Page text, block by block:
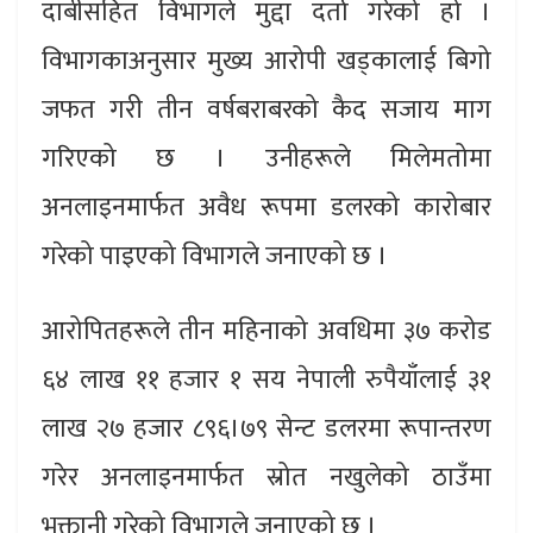
दाबीसहित विभागले मुद्दा दर्ता गरेको हो ।
विभागकाअनुसार मुख्य आरोपी खड्कालाई बिगो
जफत गरी तीन वर्षबराबरको कैद सजाय माग
गरिएको छ । उनीहरूले मिलेमतोमा
अनलाइनमार्फत अवैध रूपमा डलरको कारोबार
गरेको पाइएको विभागले जनाएको छ ।
आरोपितहरूले तीन महिनाको अवधिमा ३७ करोड
६४ लाख ११ हजार १ सय नेपाली रुपैयाँलाई ३१
लाख २७ हजार ८९६।७९ सेन्ट डलरमा रूपान्तरण
गरेर अनलाइनमार्फत स्रोत नखुलेको ठाउँमा